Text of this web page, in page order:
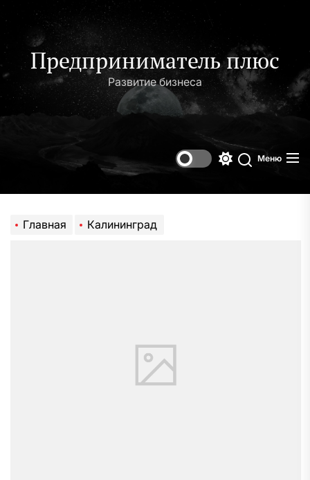
содержимому
Предприниматель плюс
Развитие бизнеса
Поиск
Меню
Главная Калининград